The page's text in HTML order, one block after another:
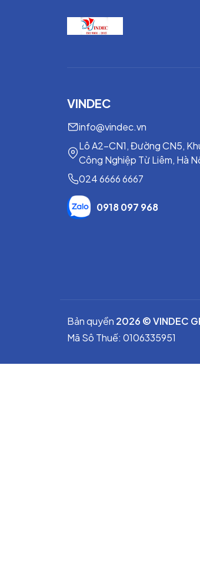
Thông số
Môi trường không oxy hóa
Hệ số ma sát với thép
Hàm lượng Clorua
Hàm lượng Florua
Hàm lượng Halogen
Kích thước
VINDEC
info@vindec.vn
Lô A2-CN1, Đường CN5,
Công Nghiệp Từ Liêm, Hà
024 6666 6667
0918 097 968
Bản quyền 2026 © VINDEC
Mã Sô Thuế: 0106335951